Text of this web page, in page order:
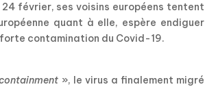
février, ses voisins européens tentent
quant à elle, espère endiguer
contamination du Covid-19.
», le virus a finalement migré